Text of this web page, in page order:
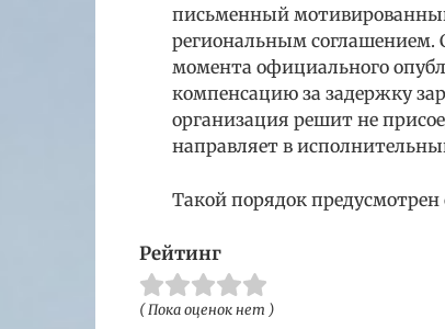
письменный мотивированный
региональным соглашением.
момента официального
компенсацию за задержку
организация решит не
направляет в
Такой порядок предусмотрен
Рейтинг
( Пока оценок нет )